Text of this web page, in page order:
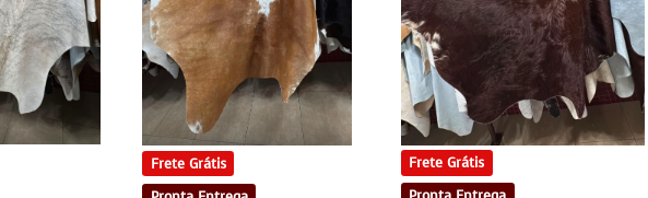
Frete Grátis
Frete Grátis